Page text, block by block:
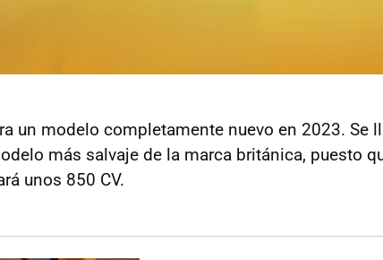
un modelo completamente nuevo en 2023. Se
más salvaje de la marca británica, puesto
unos 850 CV.